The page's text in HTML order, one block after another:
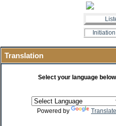
Translation
Select your language below
Powered by Translate